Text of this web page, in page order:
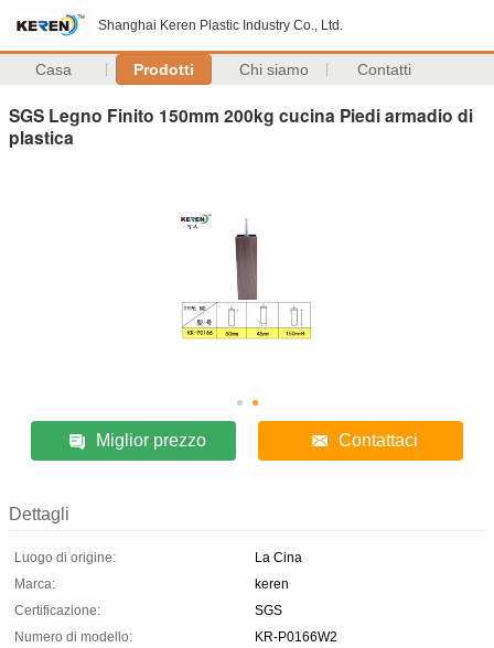
Shanghai Keren Plastic Industry Co., Ltd.
Casa Prodotti Chi siamo Contatti
SGS Legno Finito 150mm 200kg cucina Piedi armadio di
plastica
Miglior prezzo Contattaci
Dettagli
Luogo di origine:
La Cina
Marca:
keren
Certificazione:
SGS
Numero di modello:
KR-P0166W2